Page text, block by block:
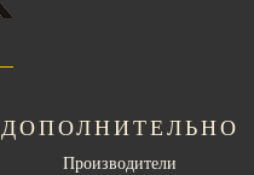
ДОПОЛНИТЕЛЬНО
Производители